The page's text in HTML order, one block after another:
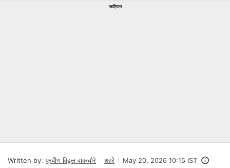
जाहिरात
Written by: प्रवीण विठ्ठल वाकचौरे शहरे May 20, 2026 10:15 IST